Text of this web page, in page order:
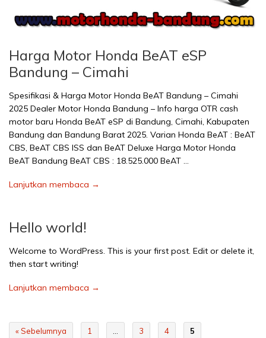
Harga Motor Honda BeAT eSP
Bandung – Cimahi
Spesifikasi & Harga Motor Honda BeAT Bandung – Cimahi
2025 Dealer Motor Honda Bandung – Info harga OTR cash
motor baru Honda BeAT eSP di Bandung, Cimahi, Kabupaten
Bandung dan Bandung Barat 2025. Varian Honda BeAT : BeAT
CBS, BeAT CBS ISS dan BeAT Deluxe Harga Motor Honda
BeAT Bandung BeAT CBS : 18.525.000 BeAT …
Lanjutkan membaca →
Hello world!
Welcome to WordPress. This is your first post. Edit or delete it,
then start writing!
Lanjutkan membaca →
« Sebelumnya 1 3 4 5